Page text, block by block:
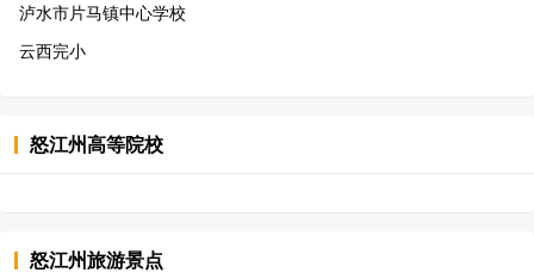
泸水市片马镇中心学校
云西完小
怒江州高等院校
怒江州旅游景点